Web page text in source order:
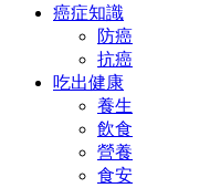
癌症知識
防癌
抗癌
吃出健康
養生
飲食
營養
食安